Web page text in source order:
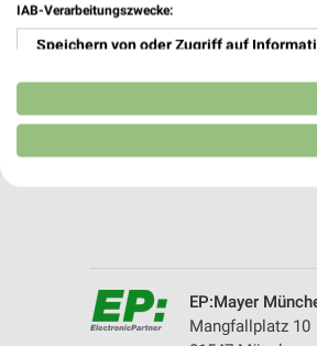
EP:Mayer
Mangfallplatz 10
IAB-Verarbeitungszwecke:
Speichern von oder Zugriff auf
Verwendung reduzierter Daten zur
Erstellung von Profilen für
Erstellung von Profilen zur
Messung der Werbeleistung